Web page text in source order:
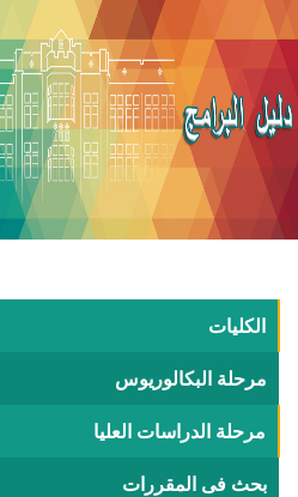
الكليات
مرحلة البكالوريوس
مرحلة الدراسات العليا
بحث فى المقررات